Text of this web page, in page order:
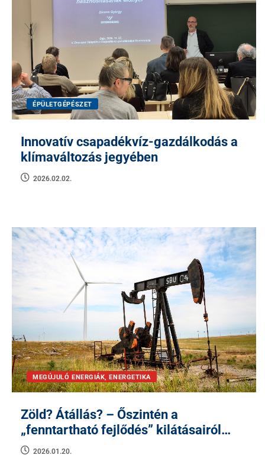
ÉPÜLETGÉPÉSZET
Innovatív csapadékvíz-gazdálkodás a
klímaváltozás jegyében
2026.02.02.
MEGÚJULÓ ENERGIÁK, ENERGETIKA
Zöld? Átállás? – Őszintén a
„fenntartható fejlődés” kilátásairól…
2026.01.20.